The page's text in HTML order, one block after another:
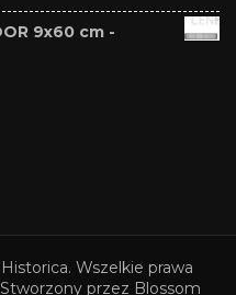
9x60 cm -
. Wszelkie prawa
przez Blossom